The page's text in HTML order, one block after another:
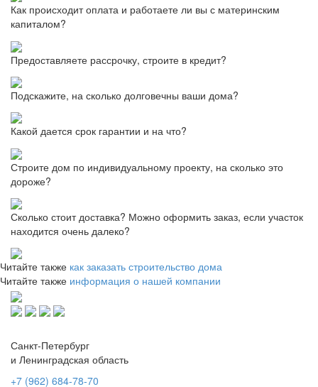
Как происходит оплата и работаете ли вы с материнским
капиталом?
Предоставляете рассрочку, строите в кредит?
Подскажите, на сколько долговечны ваши дома?
Какой дается срок гарантии и на что?
Строите дом по индивидуальному проекту, на сколько это
дороже?
Сколько стоит доставка? Можно оформить заказ, если участок
находится очень далеко?
Читайте также как заказать строительство дома
Читайте также информация о нашей компании
Санкт-Петербург
и Ленинградская область
+7 (962) 684-78-70